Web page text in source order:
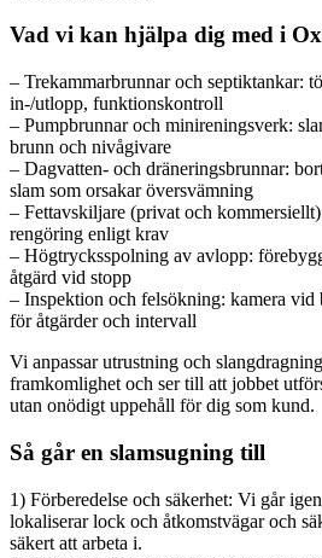
Vad vi kan hjälpa dig med i
– Trekammarbrunnar och septiktankar:
in-/utlopp, funktionskontroll
– Pumpbrunnar och minireningsverk:
brunn och nivågivare
– Dagvatten- och dräneringsbrunnar:
slam som orsakar översvämning
– Fettavskiljare (privat och
rengöring enligt krav
– Högtrycksspolning av avlopp:
åtgärd vid stopp
– Inspektion och felsökning: kamera vid
för åtgärder och intervall
Vi anpassar utrustning och
framkomlighet och ser till att jobbet
utan onödigt uppehåll för dig som kund.
Så går en slamsugning till
1) Förberedelse och säkerhet: Vi går
lokaliserar lock och åtkomstvägar och
säkert att arbeta i.